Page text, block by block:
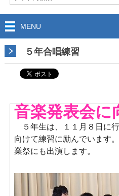
MENU
５年合唱練習
音楽発表会に
５年生は、１１月８日に
向けて練習に励んでいます
業祭にも出演します。